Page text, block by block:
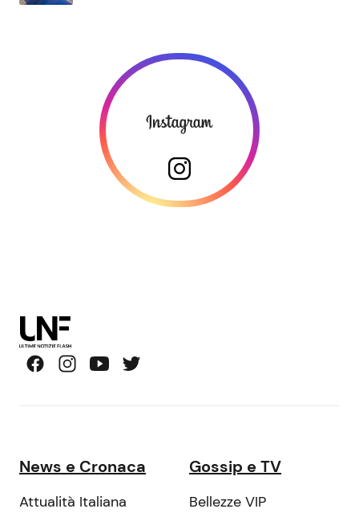
News e Cronaca
Attualità Italiana
Gossip e TV
Bellezze VIP